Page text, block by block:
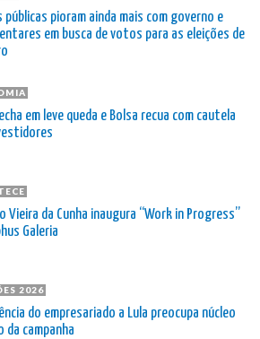
públicas pioram ainda mais com governo e
em busca de votos para as eleições de
em leve queda e Bolsa recua com cautela
Vieira da Cunha inaugura “Work in Progress”
Galeria
2026
do empresariado a Lula preocupa núcleo
da campanha